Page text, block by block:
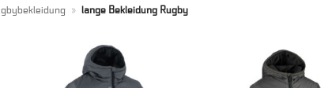
» lange Bekleidung Rugby